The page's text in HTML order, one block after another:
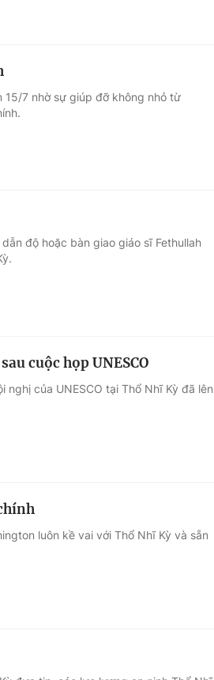
15/7 nhờ sự giúp đỡ không nhỏ từ
độ hoặc bàn giao giáo sĩ Fethullah
cuộc họp UNESCO
của UNESCO tại Thổ Nhĩ Kỳ đã lên
luôn kề vai với Thổ Nhĩ Kỳ và sẵn